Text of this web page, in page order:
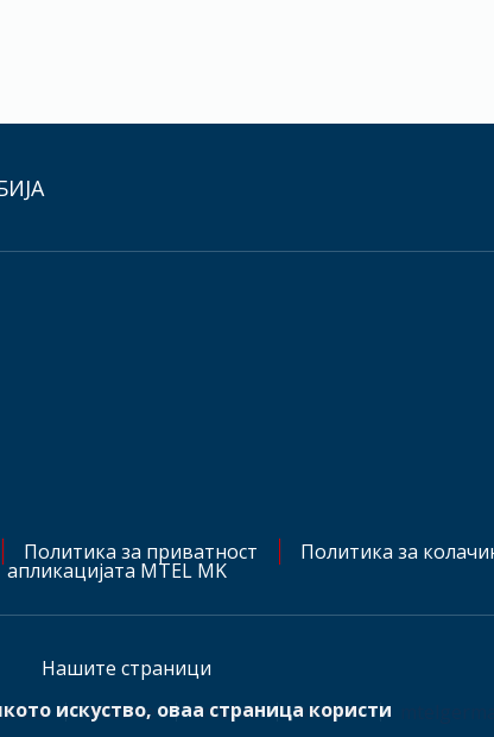
Политика за приватност Политика за
апликацијата MTEL MK
Hашите страници
mtel.me mtel.at mtel.ch
искуство, оваа страница користи